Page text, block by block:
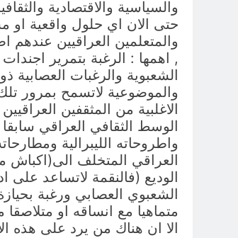
والسياسية والاقتصادية
حتى الان اي حلول واقعية او
والمتعلمين العراقيين
, اهمها : الرغبة بتمرير
الشعبوية والرغبات العصابية
والموضوعية لاتسمح بمرور
الاغلبية من المثقفين
الوسط الثقافي العراقي
واطروحاته الليبرالية
العراقي المتخلف
الوديع (فالنقمة لاتساعد
الشعبوي العصابي ورغبة
متماهيا مع انساقه او
الا ان هناك من يرد على هذه